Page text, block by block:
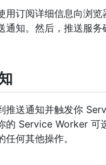
用订阅详细信息向浏览
通知。然后，推送服务
推送通知并触发你
的 Service Worker 可
何其他操作。